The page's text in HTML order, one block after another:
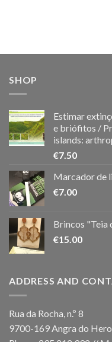
SHOP
Estimar
e briófitos /
islands:
€7.50
Marcador de
€7.00
Brincos "Teia
€15.00
ADDRESS AND
Rua da Rocha, n.º 8
9700-169 Angra do